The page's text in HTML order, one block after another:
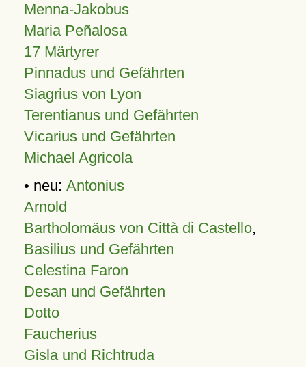
Menna-Jakobus
Maria Peñalosa
17 Märtyrer
Pinnadus und Gefährten
Siagrius von Lyon
Terentianus und Gefährten
Vicarius und Gefährten
Michael Agricola
• neu: Antonius
Arnold
Bartholomäus von Città di Castello,
Basilius und Gefährten
Celestina Faron
Desan und Gefährten
Dotto
Faucherius
Gisla und Richtruda